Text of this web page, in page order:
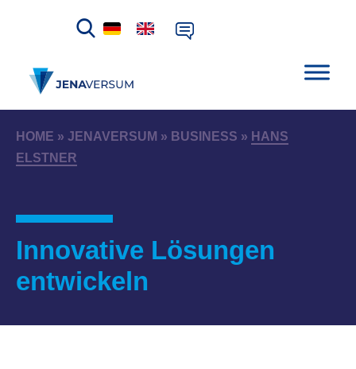
HOME » JENAVERSUM » BUSINESS » HANS
ELSTNER
Innovative Lösungen
entwickeln